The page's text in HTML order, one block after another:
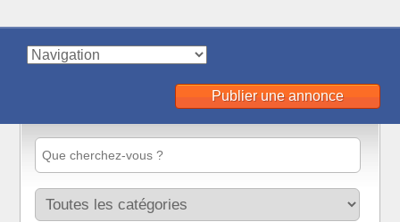
Publier une annonce